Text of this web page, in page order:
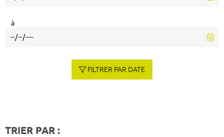
à
FILTRER PAR DATE
TRIER PAR :